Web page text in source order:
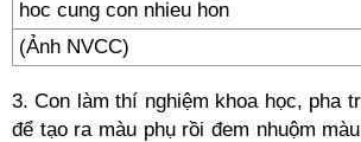
(Ảnh NVCC)
3. Con làm thí nghiệm khoa học, pha
để tạo ra màu phụ rồi đem nhuộm